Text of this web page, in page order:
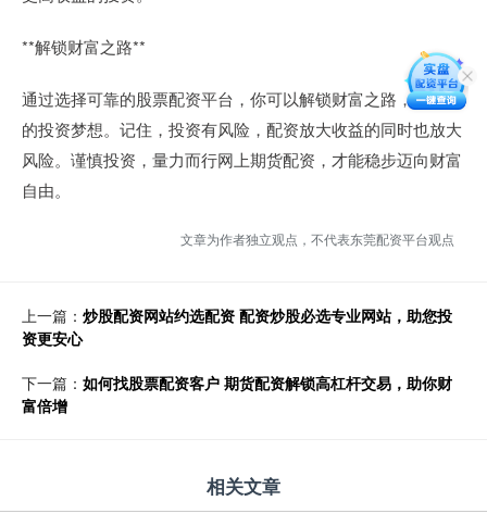
**解锁财富之路**
通过选择可靠的股票配资平台，你可以解锁财富之路，实现你
的投资梦想。记住，投资有风险，配资放大收益的同时也放大
风险。谨慎投资，量力而行网上期货配资，才能稳步迈向财富
自由。
文章为作者独立观点，不代表东莞配资平台观点
上一篇： 炒股配资网站约选配资 配资炒股必选专业网站，助您投
资更安心
下一篇： 如何找股票配资客户 期货配资解锁高杠杆交易，助你财
富倍增
相关文章